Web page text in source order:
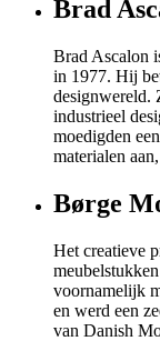
Brad
Brad Ascalon
in 1977. Hij
designwereld.
industrieel
moedigden
materialen
Børge
Het creatieve
voornamelijk
en werd een
van Danish